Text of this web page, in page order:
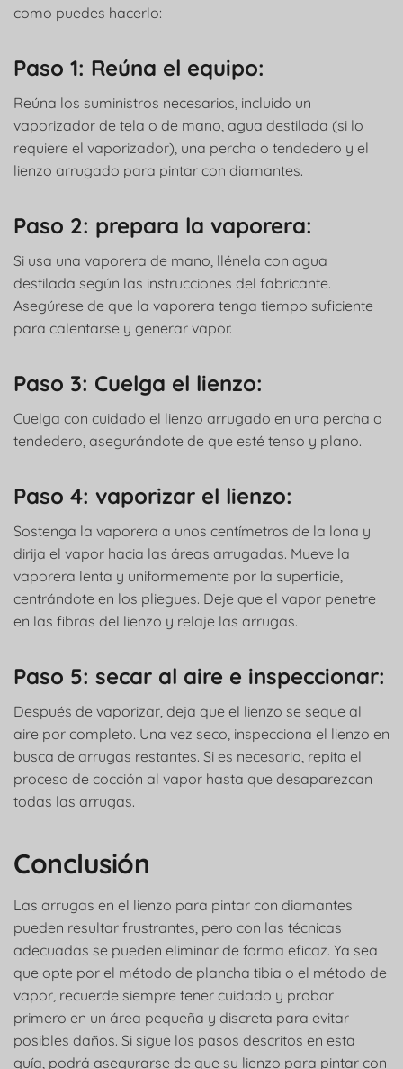
como puedes hacerlo:
Paso 1: Reúna el equipo:
Reúna los suministros necesarios, incluido un
vaporizador de tela o de mano, agua destilada (si lo
requiere el vaporizador), una percha o tendedero y el
lienzo arrugado para pintar con diamantes.
Paso 2: prepara la vaporera:
Si usa una vaporera de mano, llénela con agua
destilada según las instrucciones del fabricante.
Asegúrese de que la vaporera tenga tiempo suficiente
para calentarse y generar vapor.
Paso 3: Cuelga el lienzo:
Cuelga con cuidado el lienzo arrugado en una percha o
tendedero, asegurándote de que esté tenso y plano.
Paso 4: vaporizar el lienzo:
Sostenga la vaporera a unos centímetros de la lona y
dirija el vapor hacia las áreas arrugadas. Mueve la
vaporera lenta y uniformemente por la superficie,
centrándote en los pliegues. Deje que el vapor penetre
en las fibras del lienzo y relaje las arrugas.
Paso 5: secar al aire e inspeccionar:
Después de vaporizar, deja que el lienzo se seque al
aire por completo. Una vez seco, inspecciona el lienzo en
busca de arrugas restantes. Si es necesario, repita el
proceso de cocción al vapor hasta que desaparezcan
todas las arrugas.
Conclusión
Las arrugas en el lienzo para pintar con diamantes
pueden resultar frustrantes, pero con las técnicas
adecuadas se pueden eliminar de forma eficaz. Ya sea
que opte por el método de plancha tibia o el método de
vapor, recuerde siempre tener cuidado y probar
primero en un área pequeña y discreta para evitar
posibles daños. Si sigue los pasos descritos en esta
guía, podrá asegurarse de que su lienzo para pintar con